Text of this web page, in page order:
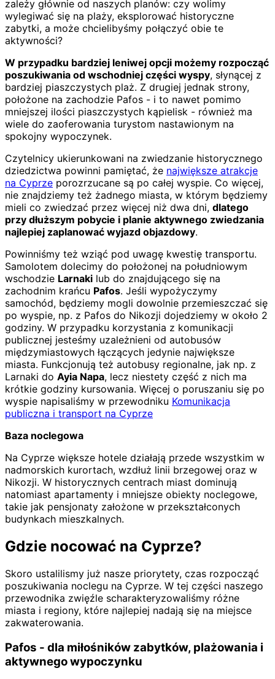
zależy głównie od naszych planów: czy wolimy
wylegiwać się na plaży, eksplorować historyczne
zabytki, a może chcielibyśmy połączyć obie te
aktywności?
W przypadku bardziej leniwej opcji możemy rozpocząć
poszukiwania od wschodniej części wyspy, słynącej z
bardziej piaszczystych plaż. Z drugiej jednak strony,
położone na zachodzie Pafos - i to nawet pomimo
mniejszej ilości piaszczystych kąpielisk - również ma
wiele do zaoferowania turystom nastawionym na
spokojny wypoczynek.
Czytelnicy ukierunkowani na zwiedzanie historycznego
dziedzictwa powinni pamiętać, że największe atrakcje
na Cyprze porozrzucane są po całej wyspie. Co więcej,
nie znajdziemy też żadnego miasta, w którym będziemy
mieli co zwiedzać przez więcej niż dwa dni, dlatego
przy dłuższym pobycie i planie aktywnego zwiedzania
najlepiej zaplanować wyjazd objazdowy.
Powinniśmy też wziąć pod uwagę kwestię transportu.
Samolotem dolecimy do położonej na południowym
wschodzie Larnaki lub do znajdującego się na
zachodnim krańcu Pafos. Jeśli wypożyczymy
samochód, będziemy mogli dowolnie przemieszczać się
po wyspie, np. z Pafos do Nikozji dojedziemy w około 2
godziny. W przypadku korzystania z komunikacji
publicznej jesteśmy uzależnieni od autobusów
międzymiastowych łączących jedynie największe
miasta. Funkcjonują też autobusy regionalne, jak np. z
Larnaki do Ayia Napa, lecz niestety część z nich ma
krótkie godziny kursowania. Więcej o poruszaniu się po
wyspie napisaliśmy w przewodniku Komunikacja
publiczna i transport na Cyprze
Baza noclegowa
Na Cyprze większe hotele działają przede wszystkim w
nadmorskich kurortach, wzdłuż linii brzegowej oraz w
Nikozji. W historycznych centrach miast dominują
natomiast apartamenty i mniejsze obiekty noclegowe,
takie jak pensjonaty założone w przekształconych
budynkach mieszkalnych.
Gdzie nocować na Cyprze?
Skoro ustalilismy już nasze priorytety, czas rozpocząć
poszukiwania noclegu na Cyprze. W tej części naszego
przewodnika zwięźle scharakteryzowaliśmy różne
miasta i regiony, które najlepiej nadają się na miejsce
zakwaterowania.
Pafos - dla miłośników zabytków, plażowania i
aktywnego wypoczynku